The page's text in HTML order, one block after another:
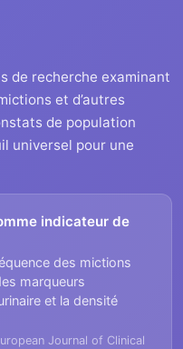
de recherche examinant
et d’autres
de population
universel pour une
indicateur de
des mictions
marqueurs
et la densité
Journal of Clinical